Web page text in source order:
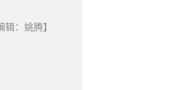
辑：姚腾】